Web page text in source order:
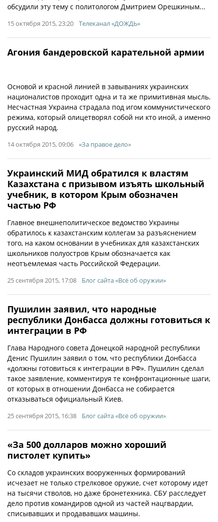
обсудили эту тему с политологом Дмитрием Орешкиным...
15 октября 2015, 23:20 Телеканал «ДОЖДЬ»
Агония бандеровской карательной армии
Основой и красной линией в завываниях украинских
националистов проходит одна и та же примитивная мысль.
Несчастная Украина страдала под игом коммунистического
режима, который олицетворял собой ни кто иной, а именно
русский народ.
14 октября 2015, 09:06 «За правое дело»
Украинский МИД обратился к властям
Казахстана с призывом изъять школьный
учебник, в котором Крым обозначен
частью РФ
Главное внешнеполитическое ведомство Украины
обратилось к казахстанским коллегам за разъяснением
того, на каком основании в учебниках для казахстанских
школьников полуостров Крым обозначается как
неотъемлемая часть Российской Федерации.
25 сентября 2015, 17:08 Блог сайта «Всё об оружии»
Пушилин заявил, что народные
республики Донбасса должны готовиться к
интеграции в РФ
Глава Народного совета Донецкой народной республики
Денис Пушилин заявил о том, что республики Донбасса
«должны готовиться к интеграции в РФ». Пушилин сделал
такое заявление, комментируя те конфронтационные шаги,
от которых в отношении Донбасса не собирается
отказываться официальный Киев.
25 сентября 2015, 16:38 Блог сайта «Всё об оружии»
«За 500 долларов можно хороший
пистолет купить»
Со складов украинских вооруженных формирований
исчезает не только стрелковое оружие, счет которому идет
на тысячи стволов, но даже бронетехника. СБУ расследует
дело против командиров одной из частей нацгвардии,
списывавших и продававших машины.